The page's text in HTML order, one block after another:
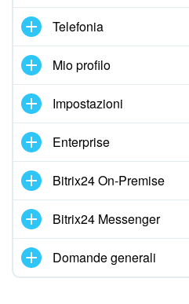
Telefonia
Mio profilo
Impostazioni
Enterprise
Bitrix24 On-Premise
Bitrix24 Messenger
Domande generali